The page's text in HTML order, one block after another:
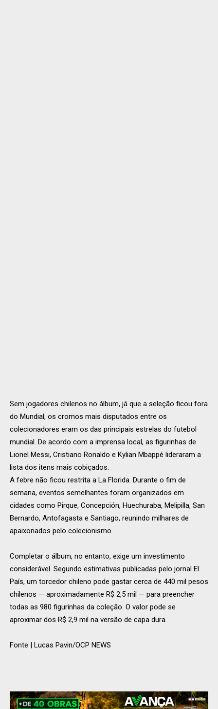
Sem jogadores chilenos no álbum, já que a seleção ficou fora
do Mundial, os cromos mais disputados entre os
colecionadores eram os das principais estrelas do futebol
mundial. De acordo com a imprensa local, as figurinhas de
Lionel Messi, Cristiano Ronaldo e Kylian Mbappé lideraram a
lista dos itens mais cobiçados.
A febre não ficou restrita a La Florida. Durante o fim de
semana, eventos semelhantes foram organizados em
cidades como Pirque, Concepción, Huechuraba, Melipilla, San
Bernardo, Antofagasta e Santiago, reunindo milhares de
apaixonados pelo colecionismo.
Completar o álbum, no entanto, exige um investimento
considerável. Segundo estimativas publicadas pelo jornal El
País, um torcedor chileno pode gastar cerca de 440 mil pesos
chilenos — aproximadamente R$ 2,5 mil — para preencher
todas as 980 figurinhas da coleção. O valor pode se
aproximar dos R$ 2,9 mil na versão de capa dura.
Fonte | Lucas Pavin/OCP NEWS